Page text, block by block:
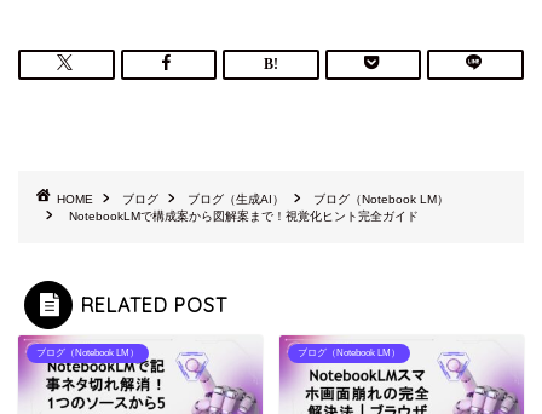
HOME ブログ ブログ（生成AI）
ブログ（Notebook LM）
NotebookLMで構成案から図解案まで！視覚化ヒント完全ガイド
RELATED POST
ブログ（Notebook LM） ブログ（Notebook LM）